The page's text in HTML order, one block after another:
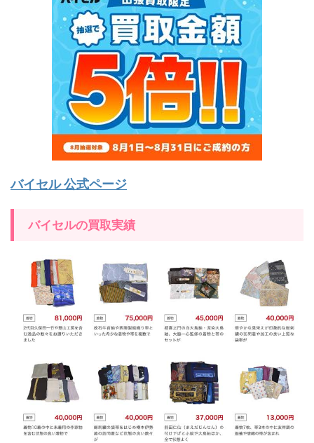
バイセル 公式ページ
バイセルの買取実績